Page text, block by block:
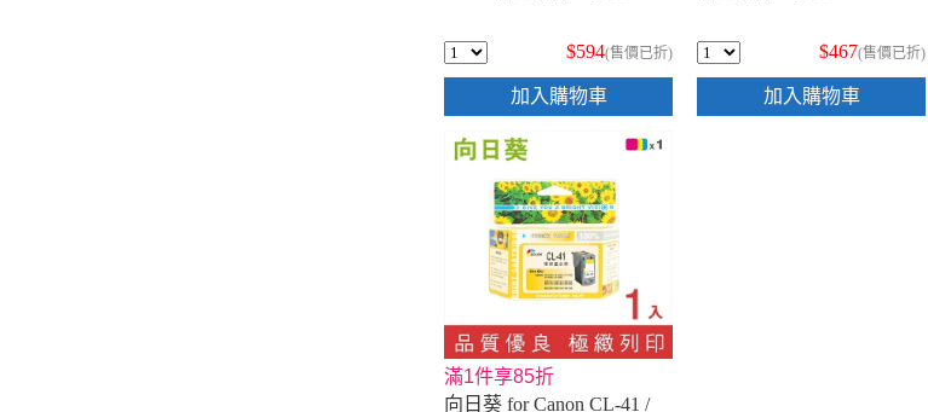
$594(售價已折)
加入購物車
$467(售價已折)
加入購物車
滿1件享85折
向日葵 for Canon CL-41 /